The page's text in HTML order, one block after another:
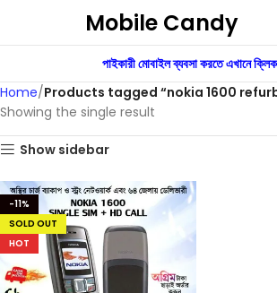
Mobile Candy
পাইকারী মোবাইল ব্যবসা করতে এখানে
Home Products tagged “nokia 1600
Showing the single result
Show sidebar
-11%
SOLD OUT
HOT